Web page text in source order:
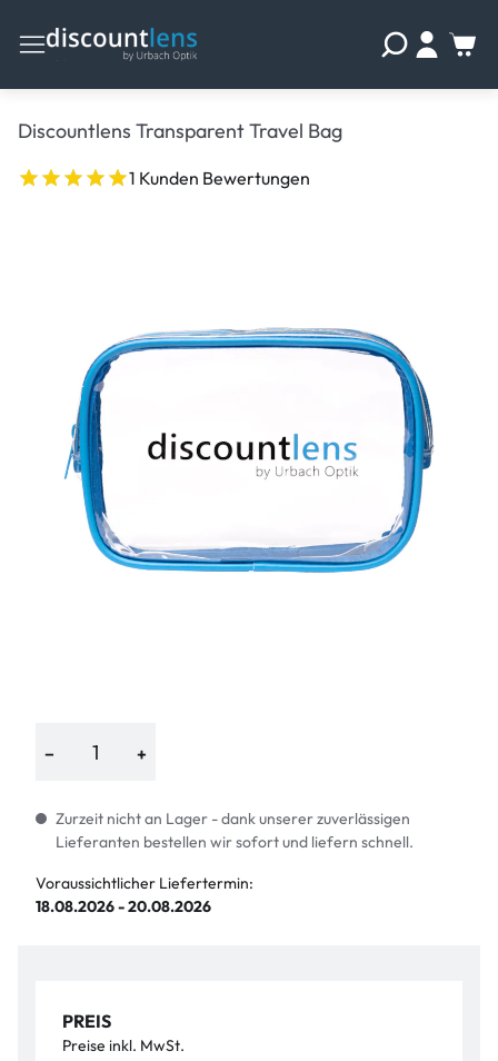
Discountlens Transparent Travel Bag
1 Kunden Bewertungen
− +
Zurzeit nicht an Lager - dank unserer zuverlässigen
Lieferanten bestellen wir sofort und liefern schnell.
Voraussichtlicher Liefertermin:
18.08.2026 - 20.08.2026
PREIS
Preise inkl. MwSt.